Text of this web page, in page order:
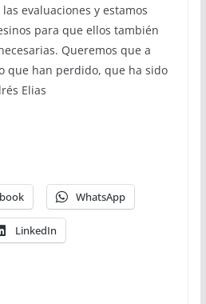
evaluaciones y estamos
para que ellos también
Queremos que a
que han perdido, que ha sido
Elias
WhatsApp
LinkedIn